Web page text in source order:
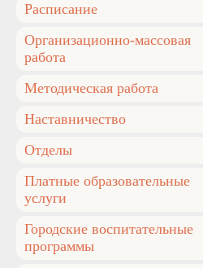
Расписание
Организационно-массовая
работа
Методическая работа
Наставничество
Отделы
Платные образовательные
услуги
Городские воспитательные
программы